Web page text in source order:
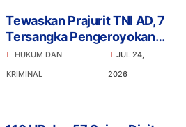
Tewaskan Prajurit TNI AD, 7
Tersangka Pengeroyokan
Terancam Penjara Seumur
Hidup
HUKUM DAN
KRIMINAL
JUL 24,
2026